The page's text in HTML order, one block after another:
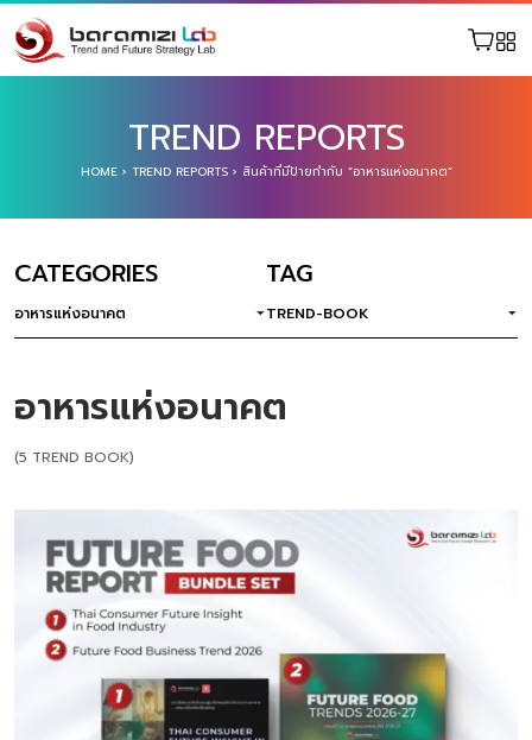
TREND REPORTS
HOME› TREND REPORTS› สินค้าที่มีป้ายกำกับ “อาหารแห่งอนาคต”
CATEGORIES
อาหารแห่งอนาคต
TAG
TREND-BOOK
อาหารแห่งอนาคต
(5 TREND BOOK)